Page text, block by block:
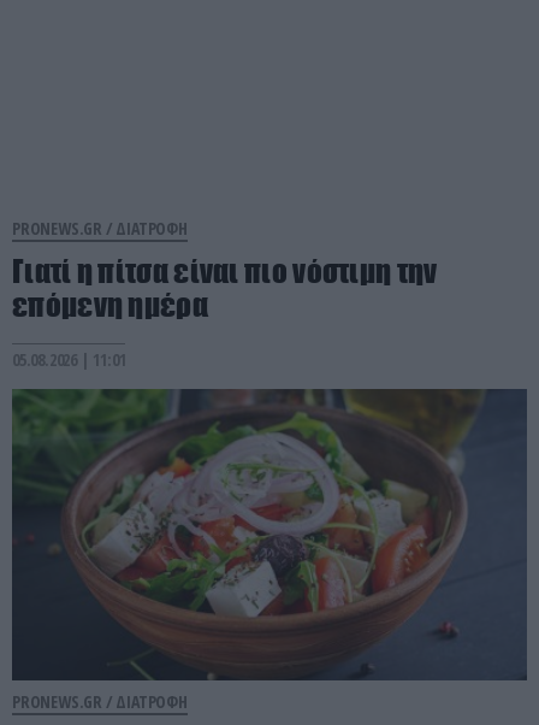
PRONEWS.GR / ΔΙΑΤΡΟΦΗ
Γιατί η πίτσα είναι πιο νόστιμη την
επόμενη ημέρα
05.08.2026 | 11:01
PRONEWS.GR / ΔΙΑΤΡΟΦΗ